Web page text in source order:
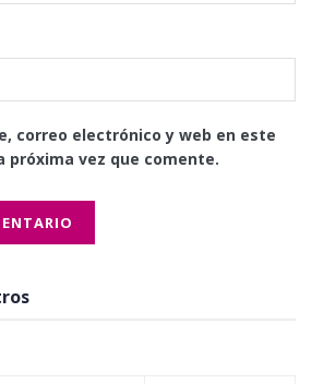
correo electrónico y web en este
próxima vez que comente.